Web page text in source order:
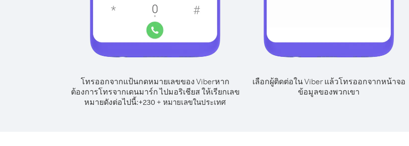
โทรออกจากแป้นกดหมายเลขของ Viberหาก
ต้องการโทรจากเดนมาร์ก ไปมอริเชียส ให้เรียกเลข
หมายดังต่อไปนี้:+230 + หมายเลขในประเทศ
เลือกผู้ติดต่อใน Viber แล้วโทรออกจากหน้าจอ
ข้อมูลของพวกเขา